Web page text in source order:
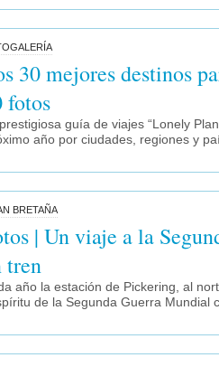
30 mejores destinos
fotos
guía de viajes “Lonely
año por ciudades, regiones y
BRETAÑA
| Un viaje a la
tren
año la estación de Pickering, al
de la Segunda Guerra Mundial